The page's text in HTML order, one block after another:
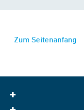
Zum Seitenanfang